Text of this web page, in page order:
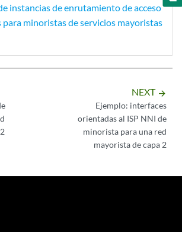
2/2/0.0
10.10.1.1:2;
range 1000;
instancias de enrutamiento de acceso
minoristas de servicios mayoristas
NEXT arrow_forward
Ejemplo: interfaces
orientadas al ISP NNI de
minorista para una red
mayorista de capa 2